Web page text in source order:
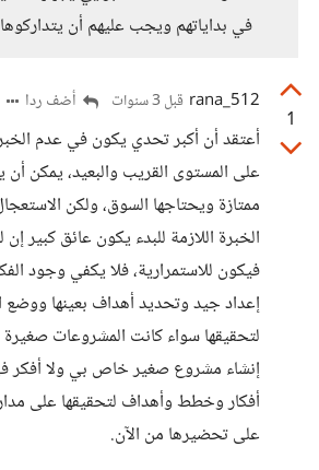
في بداياتهم ويجب عليهم أن
1
rana_512 قبل 3 سنوات أضف ردا
أعتقد أن أكبر تحدي يكون في عدم
على المستوى القريب والبعيد، يمكن أن
ممتازة ويحتاجها السوق، ولكن
الخبرة اللازمة للبدء يكون عائق كبير
فيكون للاستمرارية، فلا يكفي وجود
إعداد جيد وتحديد أهداف بعينها ووضع
لتحقيقها سواء كانت المشروعات صغيرة
إنشاء مشروع صغير خاص بي ولا أفكر
أفكار وخطط وأهداف لتحقيقها على
على تحضيرها من الآن.